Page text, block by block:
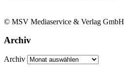
© MSV Mediaservice & Verlag GmbH
Archiv
Archiv